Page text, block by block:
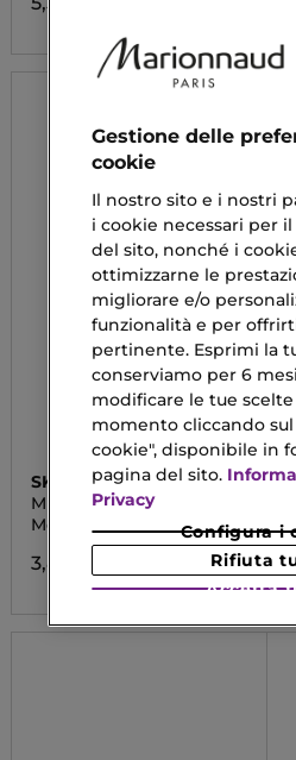
SKIN SUPER GOOD
MERMAID BEAUTY
Mousse Corpo
3,84 €
Gestione delle
cookie
Il nostro sito e i nostri
i cookie necessari per
del sito, nonché i
ottimizzarne le
migliorare e/o
funzionalità e per
pertinente. Esprimi la
conserviamo per 6
modificare le tue scelte
momento cliccando
cookie", disponibile in
pagina del sito.
Privacy
Configura i
Rifiuta
Accetta